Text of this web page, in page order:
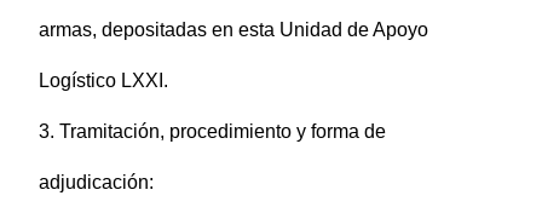
armas, depositadas en esta Unidad de Apoyo
Logístico LXXI.
3. Tramitación, procedimiento y forma de
adjudicación: